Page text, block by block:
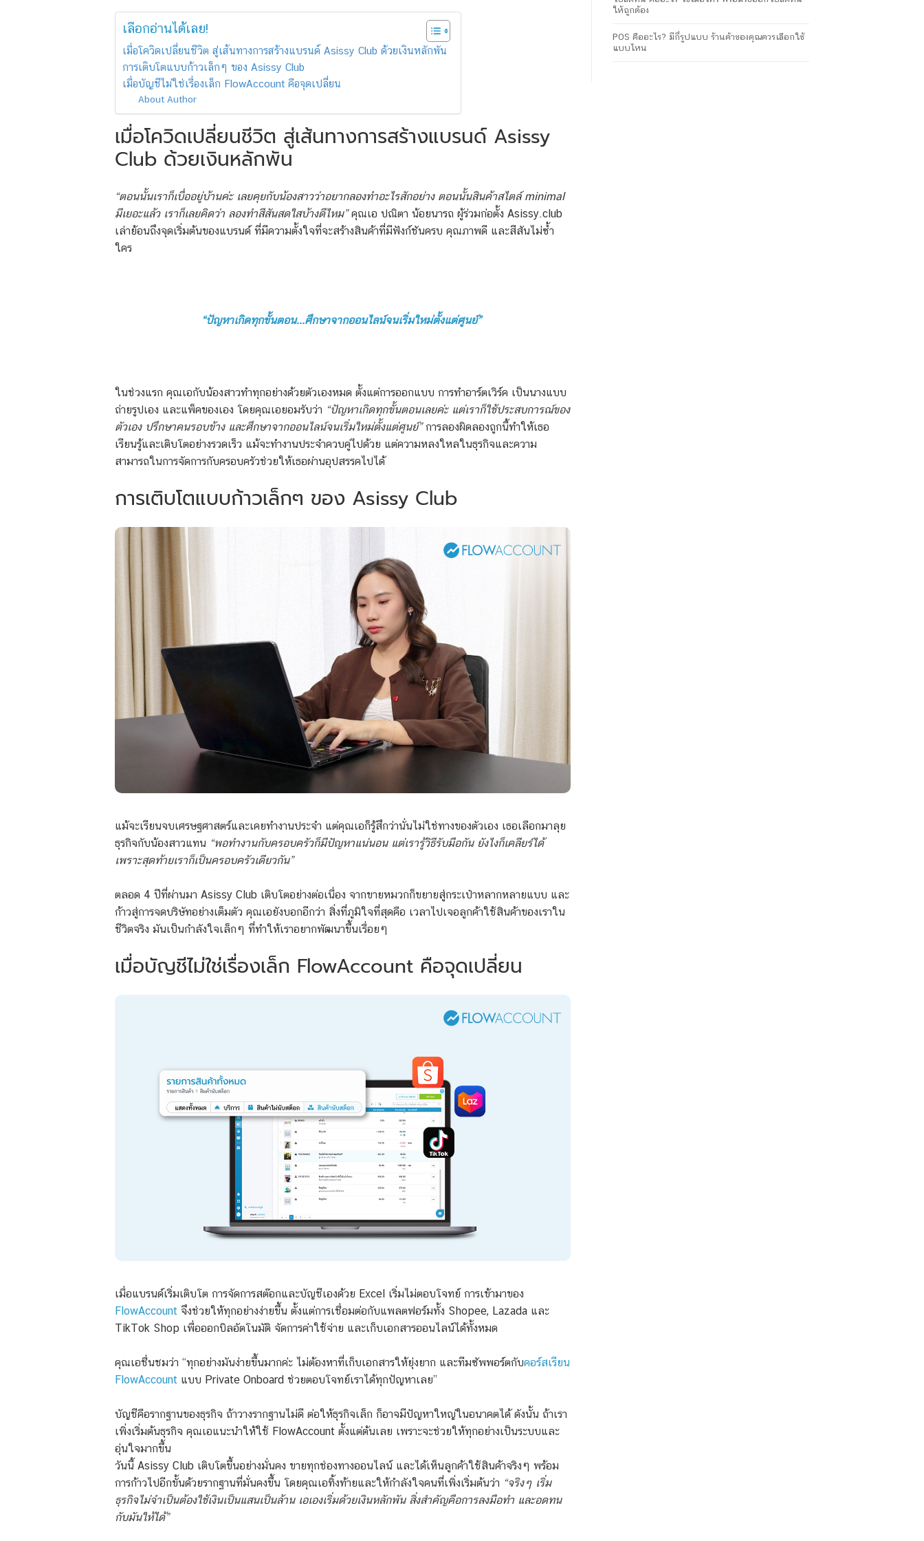
เลือกอ่านได้เลย!
เมื่อโควิดเปลี่ยนชีวิต สู่เส้นทางการสร้างแบรนด์ Asissy Club ด้วยเงินหลักพัน
การเติบโตแบบก้าวเล็กๆ ของ Asissy Club
เมื่อบัญชีไม่ใช่เรื่องเล็ก FlowAccount คือจุดเปลี่ยน
About Author
เมื่อโควิดเปลี่ยนชีวิต สู่เส้นทางการสร้างแบรนด์ Asissy
Club ด้วยเงินหลักพัน
“ตอนนั้นเราก็เบื่ออยู่บ้านค่ะ เลยคุยกับน้องสาวว่าอยากลองทำอะไรสักอย่าง ตอนนั้นสินค้าสไตล์ minimal
มีเยอะแล้ว เราก็เลยคิดว่า ลองทำสีสันสดใสบ้างดีไหม”คุณเอ ปณิตา น้อยนารถ ผู้ร่วมก่อตั้ง Asissy.club
เล่าย้อนถึงจุดเริ่มต้นของแบรนด์ ที่มีความตั้งใจที่จะสร้างสินค้าที่มีฟังก์ชันครบ คุณภาพดี และสีสันไม่ซ้ำ
ใคร
“ปัญหาเกิดทุกขั้นตอน...ศึกษาจากออนไลน์จนเริ่มใหม่ตั้งแต่ศูนย์”
ในช่วงแรก คุณเอกับน้องสาวทำทุกอย่างด้วยตัวเองหมด ตั้งแต่การออกแบบ การทำอาร์ตเวิร์ค เป็นนางแบบ
ถ่ายรูปเอง และแพ็คของเอง โดยคุณเอยอมรับว่า “ปัญหาเกิดทุกขั้นตอนเลยค่ะ แต่เราก็ใช้ประสบการณ์ของ
ตัวเอง ปรึกษาคนรอบข้าง และศึกษาจากออนไลน์จนเริ่มใหม่ตั้งแต่ศูนย์”การลองผิดลองถูกนี้ทำให้เธอ
เรียนรู้และเติบโตอย่างรวดเร็ว แม้จะทำงานประจำควบคู่ไปด้วย แต่ความหลงใหลในธุรกิจและความ
สามารถในการจัดการกับครอบครัวช่วยให้เธอผ่านอุปสรรคไปได้
การเติบโตแบบก้าวเล็กๆ ของ Asissy Club
แม้จะเรียนจบเศรษฐศาสตร์และเคยทำงานประจำ แต่คุณเอก็รู้สึกว่านั่นไม่ใช่ทางของตัวเอง เธอเลือกมาลุย
ธุรกิจกับน้องสาวแทน “พอทำงานกับครอบครัวก็มีปัญหาแน่นอน แต่เรารู้วิธีรับมือกัน ยังไงก็เคลียร์ได้
เพราะสุดท้ายเราก็เป็นครอบครัวเดียวกัน”
ตลอด 4 ปีที่ผ่านมา Asissy Club เติบโตอย่างต่อเนื่อง จากขายหมวกก็ขยายสู่กระเป๋าหลากหลายแบบ และ
ก้าวสู่การจดบริษัทอย่างเต็มตัว คุณเอยังบอกอีกว่า สิ่งที่ภูมิใจที่สุดคือ เวลาไปเจอลูกค้าใช้สินค้าของเราใน
ชีวิตจริง มันเป็นกำลังใจเล็กๆ ที่ทำให้เราอยากพัฒนาขึ้นเรื่อยๆ
เมื่อบัญชีไม่ใช่เรื่องเล็ก FlowAccount คือจุดเปลี่ยน
เมื่อแบรนด์เริ่มเติบโต การจัดการสต๊อกและบัญชีเองด้วย Excel เริ่มไม่ตอบโจทย์ การเข้ามาของ
FlowAccount จึงช่วยให้ทุกอย่างง่ายขึ้น ตั้งแต่การเชื่อมต่อกับแพลตฟอร์มทั้ง Shopee, Lazada และ
TikTok Shop เพื่อออกบิลอัตโนมัติ จัดการค่าใช้จ่าย และเก็บเอกสารออนไลน์ได้ทั้งหมด
คุณเอชื่นชมว่า “ทุกอย่างมันง่ายขึ้นมากค่ะ ไม่ต้องหาที่เก็บเอกสารให้ยุ่งยาก และทีมซัพพอร์ตกับคอร์สเรียน
FlowAccount แบบ Private Onboard ช่วยตอบโจทย์เราได้ทุกปัญหาเลย”
บัญชีคือรากฐานของธุรกิจ ถ้าวางรากฐานไม่ดี ต่อให้ธุรกิจเล็ก ก็อาจมีปัญหาใหญ่ในอนาคตได้ ดังนั้น ถ้าเรา
เพิ่งเริ่มต้นธุรกิจ คุณเอแนะนำให้ใช้ FlowAccount ตั้งแต่ต้นเลย เพราะจะช่วยให้ทุกอย่างเป็นระบบและ
อุ่นใจมากขึ้น
วันนี้ Asissy Club เติบโตขึ้นอย่างมั่นคง ขายทุกช่องทางออนไลน์ และได้เห็นลูกค้าใช้สินค้าจริงๆ พร้อม
การก้าวไปอีกขั้นด้วยรากฐานที่มั่นคงขึ้น โดยคุณเอทิ้งท้ายและให้กำลังใจคนที่เพิ่งเริ่มต้นว่า “จริงๆ เริ่ม
ธุรกิจไม่จำเป็นต้องใช้เงินเป็นแสนเป็นล้าน เอเองเริ่มด้วยเงินหลักพัน สิ่งสำคัญคือการลงมือทำ และอดทน
กับมันให้ได้”
ให้ถูกต้อง
POS คืออะไร? มีกี่รูปแบบ ร้านค้าของคุณควรเลือกใช้
แบบไหน